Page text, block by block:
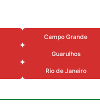
Campo Grande
Guarulhos
Rio de Janeiro